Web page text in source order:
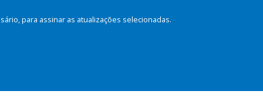
para assinar as atualizações selecionadas.